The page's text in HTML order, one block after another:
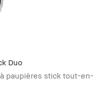
Duo
paupières stick tout-en-